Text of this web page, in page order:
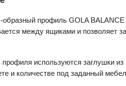
профиль GOLA BALANCE
между ящиками и позволяет
профиля используются заглушки
и количестве под заданный